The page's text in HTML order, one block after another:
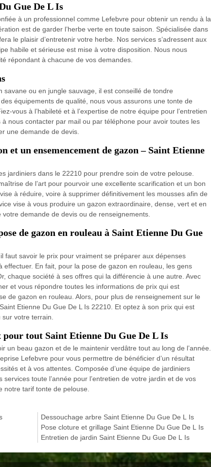
Gue De L Is
à un professionnel comme Lefebvre pour obtenir un rendu à la
est de garder l’herbe verte en toute saison. Spécialisée dans
le plaisir d’entretenir votre herbe. Nos services s’adressent aux
habile et sérieuse est mise à votre disposition. Nous nous
répondant à chacune de vos demandes.
ou en jungle sauvage, il est conseillé de tondre
équipements de qualité, nous vous assurons une tonte de
vous à l’habileté et à l’expertise de notre équipe pour l’entretien
nous contacter par mail ou par téléphone pour avoir toutes les
une demande de devis.
un ensemencement de gazon – Saint Etienne
jardiniers dans le 22210 pour prendre soin de votre pelouse.
de l’art pour pourvoir une excellente scarification et un bon
à réduire, voire à supprimer définitivement les mousses afin de
vise à vous produire un gazon extraordinaire, dense, vert et en
demande de devis ou de renseignements.
de gazon en rouleau à Saint Etienne Du Gue
faut savoir le prix pour vraiment se préparer aux dépenses
effectuer. En fait, pour la pose de gazon en rouleau, les gens
chaque société à ses offres qui la différencie à une autre. Avec
et vous répondre toutes les informations de prix qui est
de gazon en rouleau. Alors, pour plus de renseignement sur le
Etienne Du Gue De L Is 22210. Et optez à son prix qui est
votre terrain.
tout Saint Etienne Du Gue De L Is
un beau gazon et de le maintenir verdâtre tout au long de l’année.
Lefebvre pour vous permettre de bénéficier d’un résultat
et à vos attentes. Composée d’une équipe de jardiniers
toute l’année pour l’entretien de votre jardin et de vos
tarif tonte de pelouse.
Dessouchage arbre Saint Etienne Du Gue De L Is
Pose cloture et grillage Saint Etienne Du Gue De L Is
Entretien de jardin Saint Etienne Du Gue De L Is